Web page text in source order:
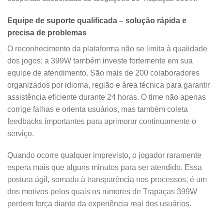
Equipe de suporte qualificada – solução rápida e
precisa de problemas
O reconhecimento da plataforma não se limita à qualidade
dos jogos; a 399W também investe fortemente em sua
equipe de atendimento. São mais de 200 colaboradores
organizados por idioma, região e área técnica para garantir
assistência eficiente durante 24 horas. O time não apenas
corrige falhas e orienta usuários, mas também coleta
feedbacks importantes para aprimorar continuamente o
serviço.
Quando ocorre qualquer imprevisto, o jogador raramente
espera mais que alguns minutos para ser atendido. Essa
postura ágil, somada à transparência nos processos, é um
dos motivos pelos quais os rumores de Trapaças 399W
perdem força diante da experiência real dos usuários.